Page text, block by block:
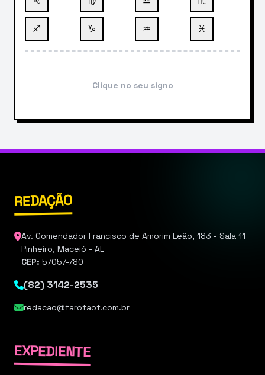
♐ ♑ ♒ ♓
Clique no seu signo
REDAÇÃO
Av. Comendador Francisco de Amorim Leão, 183 - Sala 11
Pinheiro, Maceió - AL
CEP: 57057-780
(82) 3142-2535
redacao@farofaof.com.br
EXPEDIENTE